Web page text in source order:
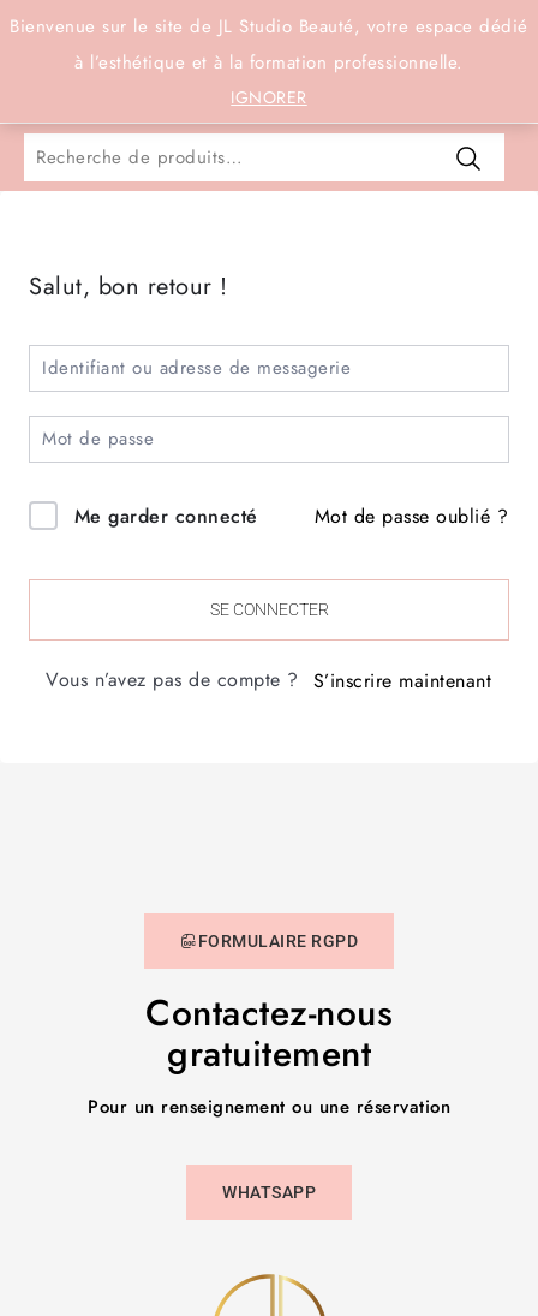
Bienvenue sur le site de JL Studio Beauté, votre espace dédié
à l’esthétique et à la formation professionnelle.
IGNORER
Connexion
Salut, bon retour !
Me garder connecté Mot de passe oublié ?
SE CONNECTER
Vous n’avez pas de compte ? S’inscrire maintenant
FORMULAIRE RGPD
Contactez-nous
gratuitement
Pour un renseignement ou une réservation
WHATSAPP